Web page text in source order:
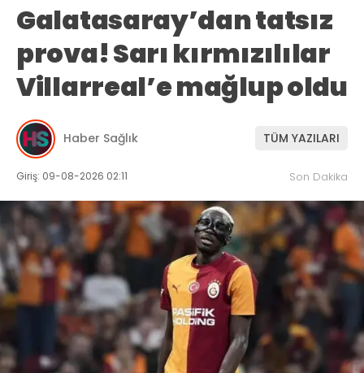
Galatasaray’dan tatsız
prova! Sarı kırmızılılar
Villarreal’e mağlup oldu
Haber Sağlık TÜM YAZILARI
Giriş: 09-08-2026 02:11 Son Dakika